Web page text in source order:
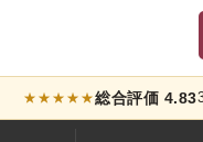
★★★★★総合評価 4.83